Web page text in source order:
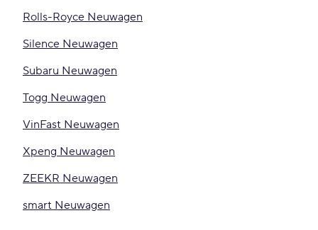
Rolls-Royce Neuwagen
Silence Neuwagen
Subaru Neuwagen
Togg Neuwagen
VinFast Neuwagen
Xpeng Neuwagen
ZEEKR Neuwagen
smart Neuwagen